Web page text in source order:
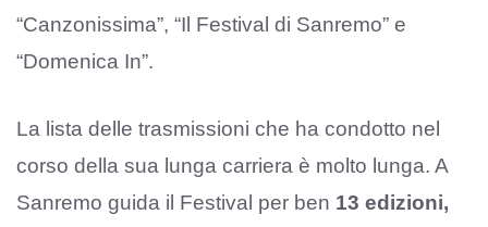
“Canzonissima”, “Il Festival di Sanremo” e
“Domenica In”.
La lista delle trasmissioni che ha condotto nel
corso della sua lunga carriera è molto lunga. A
Sanremo guida il Festival per ben 13 edizioni,